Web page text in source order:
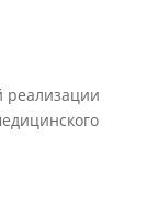
реализации